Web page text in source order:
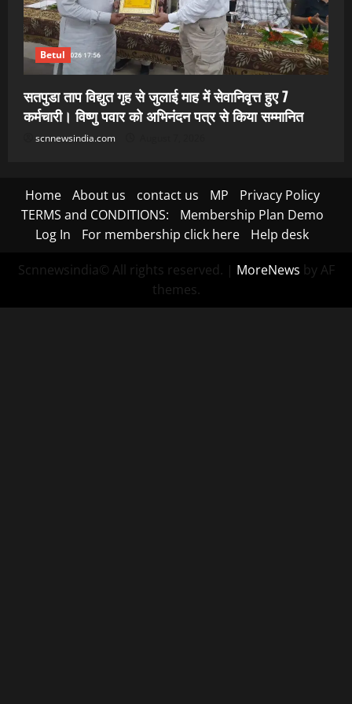
Betul
सतपुडा ताप विद्युत गृह से जुलाई माह में सेवानिवृत्त हुए 7
कर्मचारी। विष्णु पवार को अभिनंदन पत्र से किया सम्मानित
scnnewsindia.com
Home About us contact us MP
Privacy Policy
TERMS and CONDITIONS:
Membership Plan Demo
Log In
For membership click here Help desk
Scnnewsindia© All rights reserved. | MoreNews by AF
themes.